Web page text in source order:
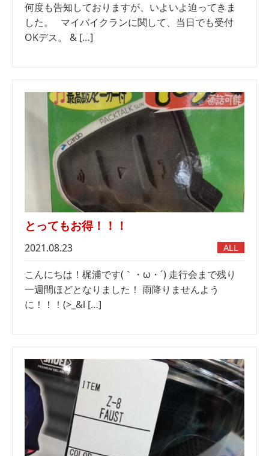
何度も告知しておりますが、いよいよ迫ってきま
した。 マイバイクランに関して、当日でも受付
OKデス。 & […]
とってもお得！！！
2021.08.23 ALL
こんにちは！梶浦です(｀・ω・´) 走行会まで残り
一週間ほどとなりました！ 雨降りませんよう
に！！！(>_&l […]